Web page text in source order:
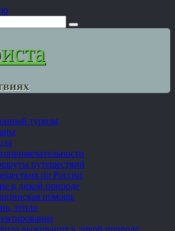
туризм
путешествий
по России
в дикой природе
помощь
тепло
выживания в дикой природе